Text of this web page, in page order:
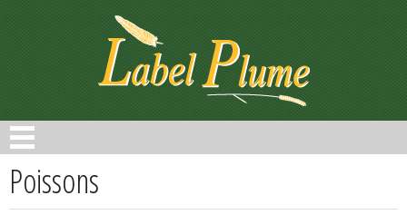
Poissons